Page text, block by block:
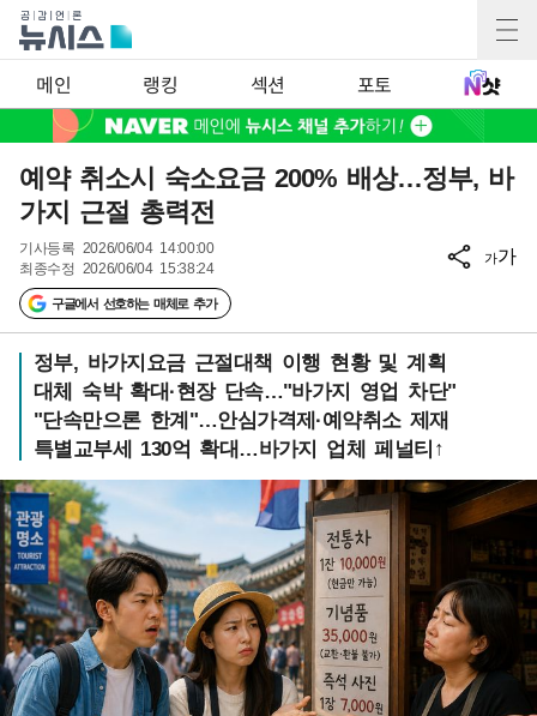
메인 랭킹 섹션 포토
예약 취소시 숙소요금 200% 배상…정부, 바
가지 근절 총력전
기사등록 2026/06/04 14:00:00
최종수정 2026/06/04 15:38:24
구글에서 선호하는 매체로 추가
가가
정부, 바가지요금 근절대책 이행 현황 및 계획
대체 숙박 확대·현장 단속…"바가지 영업 차단"
"단속만으론 한계"…안심가격제·예약취소 제재
특별교부세 130억 확대…바가지 업체 페널티↑